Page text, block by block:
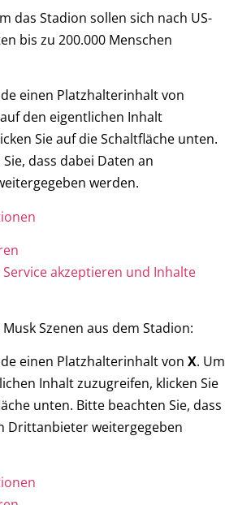
das Stadion sollen sich nach US-
bis zu 200.000 Menschen
einen Platzhalterinhalt von
den eigentlichen Inhalt
Sie auf die Schaltfläche unten.
dass dabei Daten an
werden.
akzeptieren und Inhalte
Szenen aus dem Stadion:
einen Platzhalterinhalt von X. Um
Inhalt zuzugreifen, klicken Sie
unten. Bitte beachten Sie, dass
Drittanbieter weitergegeben